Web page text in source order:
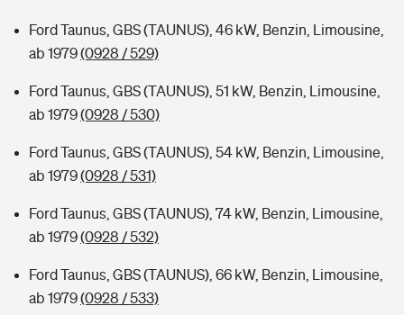
Ford Taunus, GBS (TAUNUS), 46 kW, Benzin, Limousine,
ab 1979(0928 / 529)
Ford Taunus, GBS (TAUNUS), 51 kW, Benzin, Limousine,
ab 1979(0928 / 530)
Ford Taunus, GBS (TAUNUS), 54 kW, Benzin, Limousine,
ab 1979(0928 / 531)
Ford Taunus, GBS (TAUNUS), 74 kW, Benzin, Limousine,
ab 1979(0928 / 532)
Ford Taunus, GBS (TAUNUS), 66 kW, Benzin, Limousine,
ab 1979(0928 / 533)